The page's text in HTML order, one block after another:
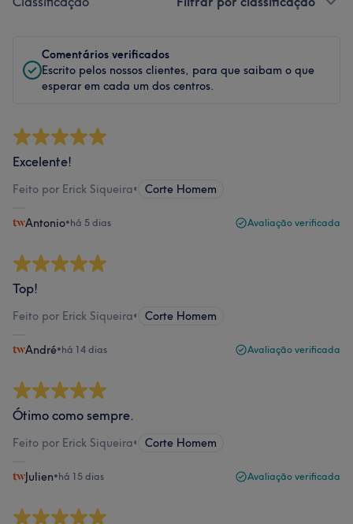
Comentários verificados
Escrito pelos nossos clientes, para que saibam o que
esperar em cada um dos centros.
Excelente!
Feito por Erick Siqueira• Corte Homem
Antonio•há 5 dias Avaliação verificada
Top!
Feito por Erick Siqueira• Corte Homem
André•há 14 dias Avaliação verificada
Ótimo como sempre.
Feito por Erick Siqueira• Corte Homem
Julien•há 15 dias Avaliação verificada